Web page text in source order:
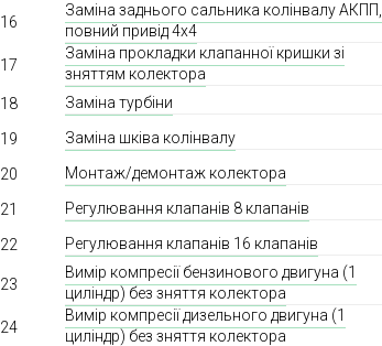
16
Заміна заднього сальника колінвалу АКПП,
повний привід 4х4
17
Заміна прокладки клапанної кришки зі
зняттям колектора
18 Заміна турбіни
19
Заміна шківа колінвалу
20
Монтаж/демонтаж колектора
21
Регулювання клапанів 8 клапанів
22
Регулювання клапанів 16 клапанів
23
Вимір компресії бензинового двигуна (1
циліндр) без зняття колектора
24
Вимір компресії дизельного двигуна (1
циліндр) без зняття колектора